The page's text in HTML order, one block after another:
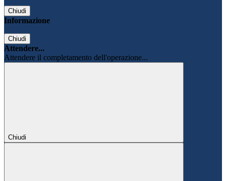
Chiudi
Informazione
Chiudi
Attendere...
Attendere il completamento dell'operazione...
Chiudi